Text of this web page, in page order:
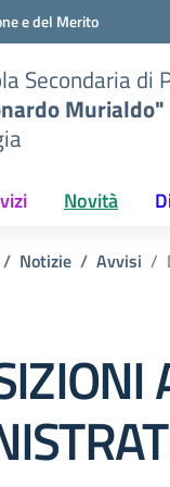
e del Merito
Secondaria di
Murialdo"
Novità
Notizie Avvisi